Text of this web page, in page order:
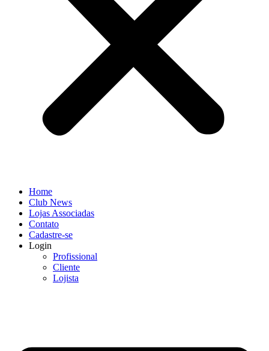
Home
Club News
Lojas Associadas
Contato
Cadastre-se
Login
Profissional
Cliente
Lojista